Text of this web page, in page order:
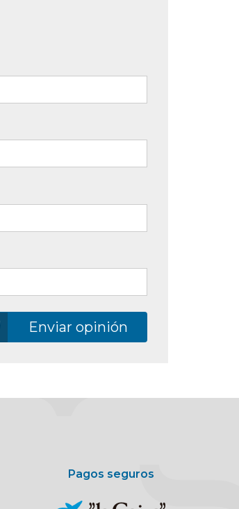
Enviar opinión
Pagos seguros